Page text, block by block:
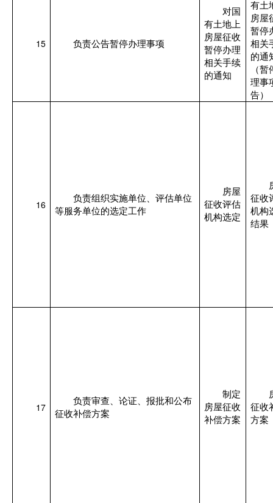
15 负责公告暂停办理事项
对国
有土地上
房屋征收
暂停办理
相关手续
的通知
有土
房屋
暂停
相关
的通
（
理事
告）
16
负责组织实施单位、评估单位
等服务单位的选定工作
房屋
征收评估
机构选定
征收
机构
结果
17
负责审查、论证、报批和公布
征收补偿方案
制定
房屋征收
补偿方案
征收
方案